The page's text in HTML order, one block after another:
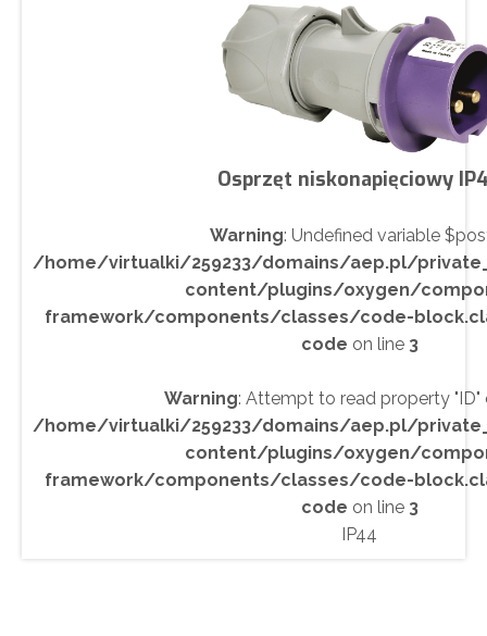
Osprzęt niskonapięciowy
Warning: Undefined variable
/home/virtualki/259233/domains/aep.pl/
content/plugins/oxygen/
framework/components/classes/code-
code on line 3
Warning: Attempt to read property "ID"
/home/virtualki/259233/domains/aep.pl/
content/plugins/oxygen/
framework/components/classes/code-
code on line 3
IP44